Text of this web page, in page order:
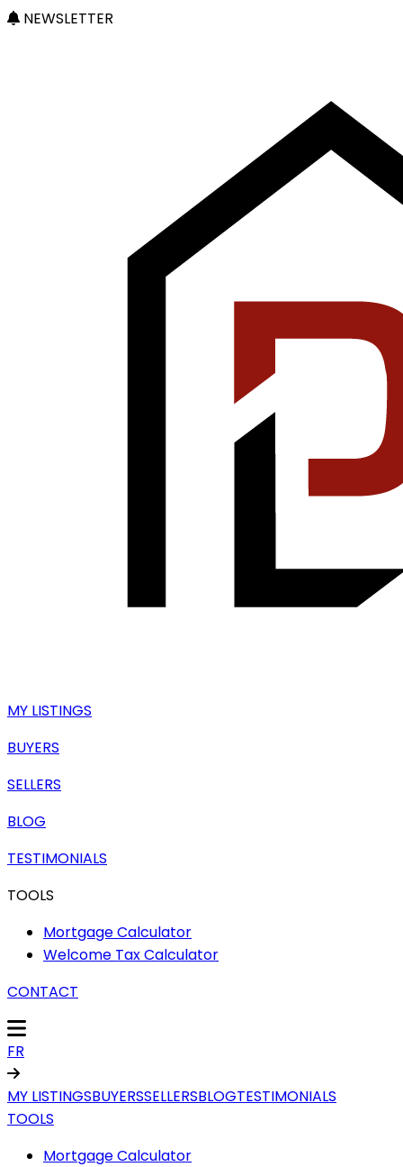
NEWSLETTER
MY LISTINGS
BUYERS
SELLERS
BLOG
TESTIMONIALS
TOOLS
Mortgage Calculator
Welcome Tax Calculator
CONTACT
FR
MY LISTINGSBUYERSSELLERSBLOGTESTIMONIALS
TOOLS
Mortgage Calculator